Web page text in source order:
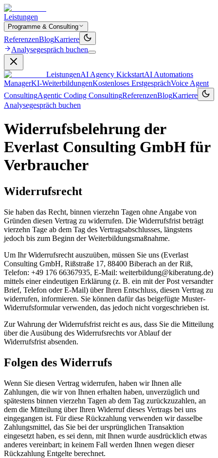
Leistungen
Programme & Consulting
ReferenzenBlogKarriere
Analysegespräch buchen
LeistungenAI Agency KickstartAI Automations
ManagerKI‑WeiterbildungenKostenloses ErstgesprächVoice Agent
ConsultingAgentic Coding ConsultingReferenzenBlogKarriere
Analysegespräch buchen
Widerrufsbelehrung der
Everlast Consulting GmbH für
Verbraucher
Widerrufsrecht
Sie haben das Recht, binnen vierzehn Tagen ohne Angabe von
Gründen diesen Vertrag zu widerrufen. Die Widerrufsfrist beträgt
vierzehn Tage ab dem Tag des Vertragsabschlusses, längstens
jedoch bis zum Beginn der Weiterbildungsmaßnahme.
Um Ihr Widerrufsrecht auszuüben, müssen Sie uns (Everlast
Consulting GmbH, Rißstraße 17, 88400 Biberach an der Riß,
Telefon: +49 176 66367935, E-Mail: weiterbildung@kiberatung.de)
mittels einer eindeutigen Erklärung (z. B. ein mit der Post versandter
Brief, Telefon oder E-Mail) über Ihren Entschluss, diesen Vertrag zu
widerrufen, informieren. Sie können dafür das beigefügte Muster-
Widerrufsformular verwenden, das jedoch nicht vorgeschrieben ist.
Zur Wahrung der Widerrufsfrist reicht es aus, dass Sie die Mitteilung
über die Ausübung des Widerrufsrechts vor Ablauf der
Widerrufsfrist absenden.
Folgen des Widerrufs
Wenn Sie diesen Vertrag widerrufen, haben wir Ihnen alle
Zahlungen, die wir von Ihnen erhalten haben, unverzüglich und
spätestens binnen vierzehn Tagen ab dem Tag zurückzuzahlen, an
dem die Mitteilung über Ihren Widerruf dieses Vertrags bei uns
eingegangen ist. Für diese Rückzahlung verwenden wir dasselbe
Zahlungsmittel, das Sie bei der ursprünglichen Transaktion
eingesetzt haben, es sei denn, mit Ihnen wurde ausdrücklich etwas
anderes vereinbart; in keinem Fall werden Ihnen wegen dieser
Rückzahlung Entgelte berechnet.